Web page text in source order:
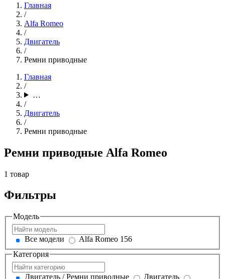
Главная
/
Alfa Romeo
/
Двигатель
/
Ремни приводные
Главная
/
…
/
Двигатель
/
Ремни приводные
Ремни приводные Alfa Romeo
1 товар
Фильтры
Модель
Все модели
Alfa Romeo 156
Категория
Двигатель / Ремни приводные Двигатель